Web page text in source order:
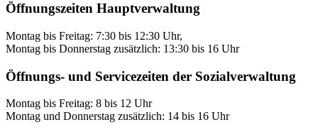
Öffnungszeiten Hauptverwaltung
Montag bis Freitag: 7:30 bis 12:30 Uhr,
Montag bis Donnerstag zusätzlich: 13:30 bis 16 Uhr
Öffnungs- und Servicezeiten der Sozialverwaltung
Montag bis Freitag: 8 bis 12 Uhr
Montag und Donnerstag zusätzlich: 14 bis 16 Uhr